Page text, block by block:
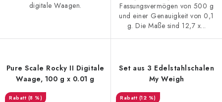
digitale Waagen.
Fassungsvermögen von 500 g
und einer Genauigkeit von 0,1
g. Die Maße sind 12,7 x...
Pure Scale Rocky II Digitale
Waage, 100 g x 0.01 g
(8 %)
Set aus 3 Edelstahlschalen
My Weigh
(12 %)